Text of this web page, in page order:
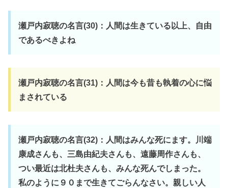
瀬戸内寂聴の名言(30)：人間は生きている以上、自由
であるべきよね
瀬戸内寂聴の名言(31)：人間は今も昔も執着の心に悩
まされている
瀬戸内寂聴の名言(32)：人間はみんな死にます。川端
康成さんも、三島由紀夫さんも、遠藤周作さんも、
つい最近は北杜夫さんも、みんな死んでしまった。
私のように９０まで生きてごらんなさい。親しい人